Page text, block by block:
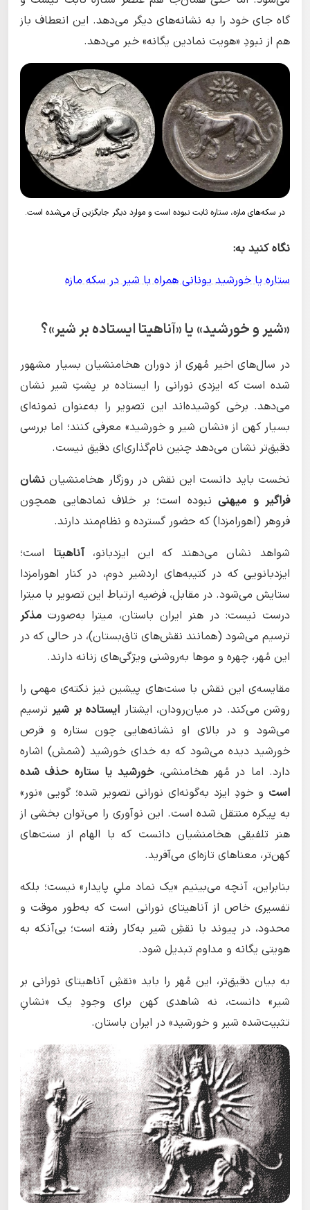
گاه جای خود را به نشانه‌های دیگر می‌دهد. این انعطاف باز
هم از نبودِ «هویت نمادین یگانه» خبر می‌دهد.
در سکه‌های مازه، ستاره ثابت نبوده است و موارد دیگر جایگزین آن می‌شده است.
نگاه کنید به:
ستاره یا خورشید یونانی همراه با شیر در سکه مازه
«شیر و خورشید» یا «آناهیتا ایستاده بر شیر»؟
در سال‌های اخیر مُهری از دوران هخامنشیان بسیار مشهور
شده است که ایزدی نورانی را ایستاده بر پشتِ شیر نشان
می‌دهد. برخی کوشیده‌اند این تصویر را به‌عنوان نمونه‌ای
بسیار کهن از «نشان شیر و خورشید» معرفی کنند؛ اما بررسی
دقیق‌تر نشان می‌دهد چنین نام‌گذاری‌ای دقیق نیست.
نخست باید دانست این نقش در روزگار هخامنشیان نشان
فراگیر و میهنی نبوده است؛ بر خلاف نمادهایی همچون
فروهر (اهورامزدا) که حضور گسترده و نظام‌مند دارند.
شواهد نشان می‌دهند که این ایزدبانو،آناهیتا است؛
ایزدبانویی که در کتیبه‌های اردشیر دوم، در کنار اهورامزدا
ستایش می‌شود. در مقابل، فرضیه ارتباط این تصویر با میترا
درست نیست: در هنر ایران باستان، میترا به‌صورت مذکر
ترسیم می‌شود (همانند نقش‌های تاق‌بستان)، در حالی که در
این مُهر، چهره و موها به‌روشنی ویژگی‌های زنانه دارند.
مقایسه‌ی این نقش با سنت‌های پیشین نیز نکته‌ی مهمی را
روشن می‌کند. در میان‌رودان، ایشتار ایستاده بر شیرترسیم
می‌شود و در بالای او نشانه‌هایی چون ستاره و قرص
خورشید دیده می‌شود که به خدای خورشید (شمش) اشاره
دارد. اما در مُهر هخامنشی،خورشید یا ستاره حذف شده
است و خودِ ایزد به‌گونه‌ای نورانی تصویر شده؛ گویی «نور»
به پیکره منتقل شده است. این نوآوری را می‌توان بخشی از
هنر تلفیقی هخامنشیان دانست که با الهام از سنت‌های
کهن‌تر، معناهای تازه‌ای می‌آفرید.
بنابراین، آنچه می‌بینیم «یک نماد ملیِ پایدار» نیست؛ بلکه
تفسیری خاص از آناهیتای نورانی است که به‌طور موقت و
محدود، در پیوند با نقشِ شیر به‌کار رفته است؛ بی‌آنکه به
هویتی یگانه و مداوم تبدیل شود.
به بیان دقیق‌تر، این مُهر را باید «نقشِ آناهیتای نورانی بر
شیر» دانست، نه شاهدی کهن برای وجودِ یک «نشانِ
تثبیت‌شده شیر و خورشید» در ایران باستان.